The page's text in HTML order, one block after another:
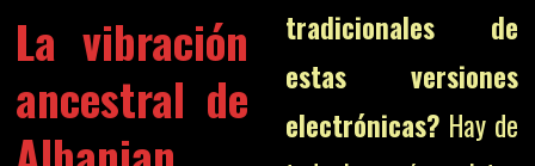
La vibración
ancestral de
tradicionales de
estas versiones
electrónicas? Hay de